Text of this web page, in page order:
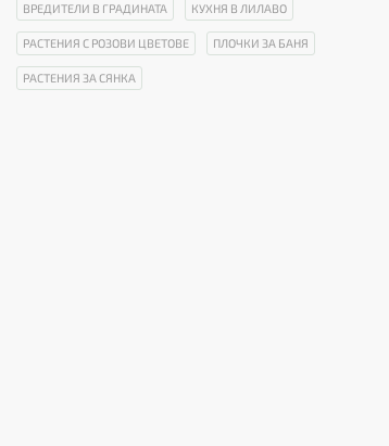
ВРЕДИТЕЛИ В ГРАДИНАТА КУХНЯ В ЛИЛАВО
РАСТЕНИЯ С РОЗОВИ ЦВЕТОВЕ ПЛОЧКИ ЗА БАНЯ
РАСТЕНИЯ ЗА СЯНКА